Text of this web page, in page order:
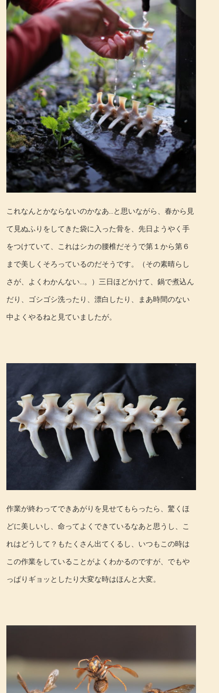
これなんとかならないのかなあ…と思いながら、春から見
て見ぬふりをしてきた袋に入った骨を、先日ようやく手
をつけていて、これはシカの腰椎だそうで第１から第６
まで美しくそろっているのだそうです。（その素晴らし
さが、よくわかんない…。）三日ほどかけて、鍋で煮込ん
だり、ゴシゴシ洗ったり、漂白したり、まあ時間のない
中よくやるねと見ていましたが。
作業が終わってできあがりを見せてもらったら、驚くほ
どに美しいし、命ってよくできているなあと思うし、こ
れはどうして？もたくさん出てくるし、いつもこの時は
この作業をしていることがよくわかるのですが、でもや
っぱりギョッとしたり大変な時はほんと大変。